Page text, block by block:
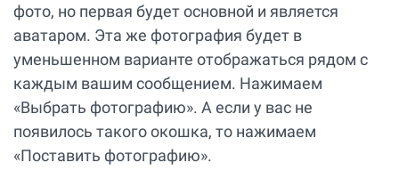
фото, но первая будет основной и является
аватаром. Эта же фотография будет в
уменьшенном варианте отображаться рядом с
каждым вашим сообщением. Нажимаем
«Выбрать фотографию». А если у вас не
появилось такого окошка, то нажимаем
«Поставить фотографию».